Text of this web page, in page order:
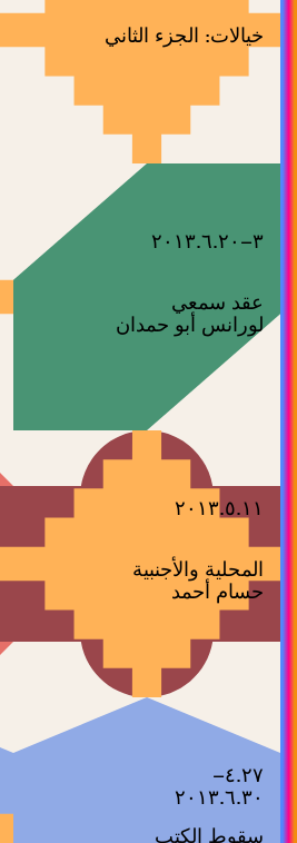
خيالات: الجزء الثاني
٣–٢٠١٣.٦.٢٠
عقد سمعي
لورانس أبو حمدان
٢٠١٣.٥.١١
المحلية والأجنبية
حسام أحمد
٤.٢٧–
٢٠١٣.٦.٣٠
سقوط الكتب